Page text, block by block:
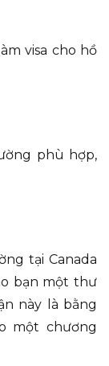
visa cho hồ
phù hợp,
tại Canada
bạn một thư
này là bằng
một chương